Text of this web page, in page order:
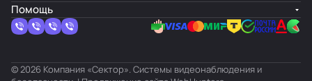
Помощь
© 2026 Компания «Сектор». Системы видеонаблюдения и